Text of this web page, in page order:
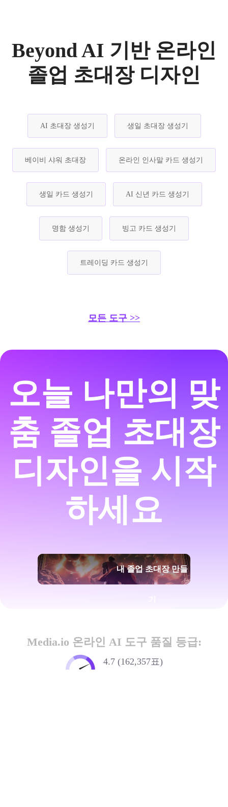
Beyond AI 기반 온라인
졸업 초대장 디자인
AI 초대장 생성기 생일 초대장 생성기
베이비 샤워 초대장 온라인 인사말 카드 생성기
생일 카드 생성기 AI 신년 카드 생성기
명함 생성기 빙고 카드 생성기
트레이딩 카드 생성기
모든 도구 >>
오늘 나만의 맞
춤 졸업 초대장
디자인을 시작
하세요
내 졸업 초대장 만들
Media.io 온라인 AI 도구 품질 등급:
4.7 (162,357표)